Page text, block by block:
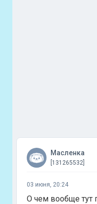
Масленка
[131265532]
03 июня, 20:24
О чем вообще тут